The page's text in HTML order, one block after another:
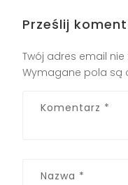
Prześlij
Twój adres email
Wymagane pola są